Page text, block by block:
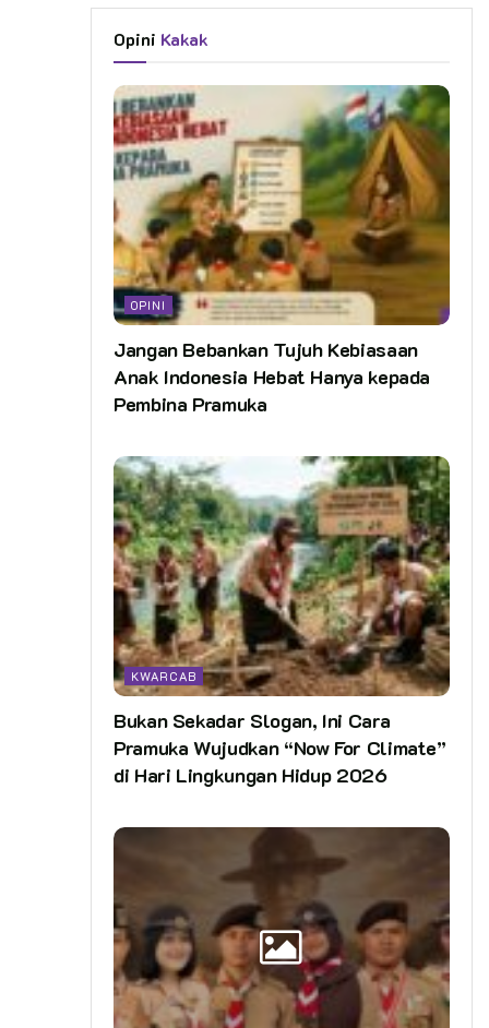
Opini Kakak
OPINI
Jangan Bebankan Tujuh Kebiasaan
Anak Indonesia Hebat Hanya kepada
Pembina Pramuka
KWARCAB
Bukan Sekadar Slogan, Ini Cara
Pramuka Wujudkan “Now For Climate”
di Hari Lingkungan Hidup 2026